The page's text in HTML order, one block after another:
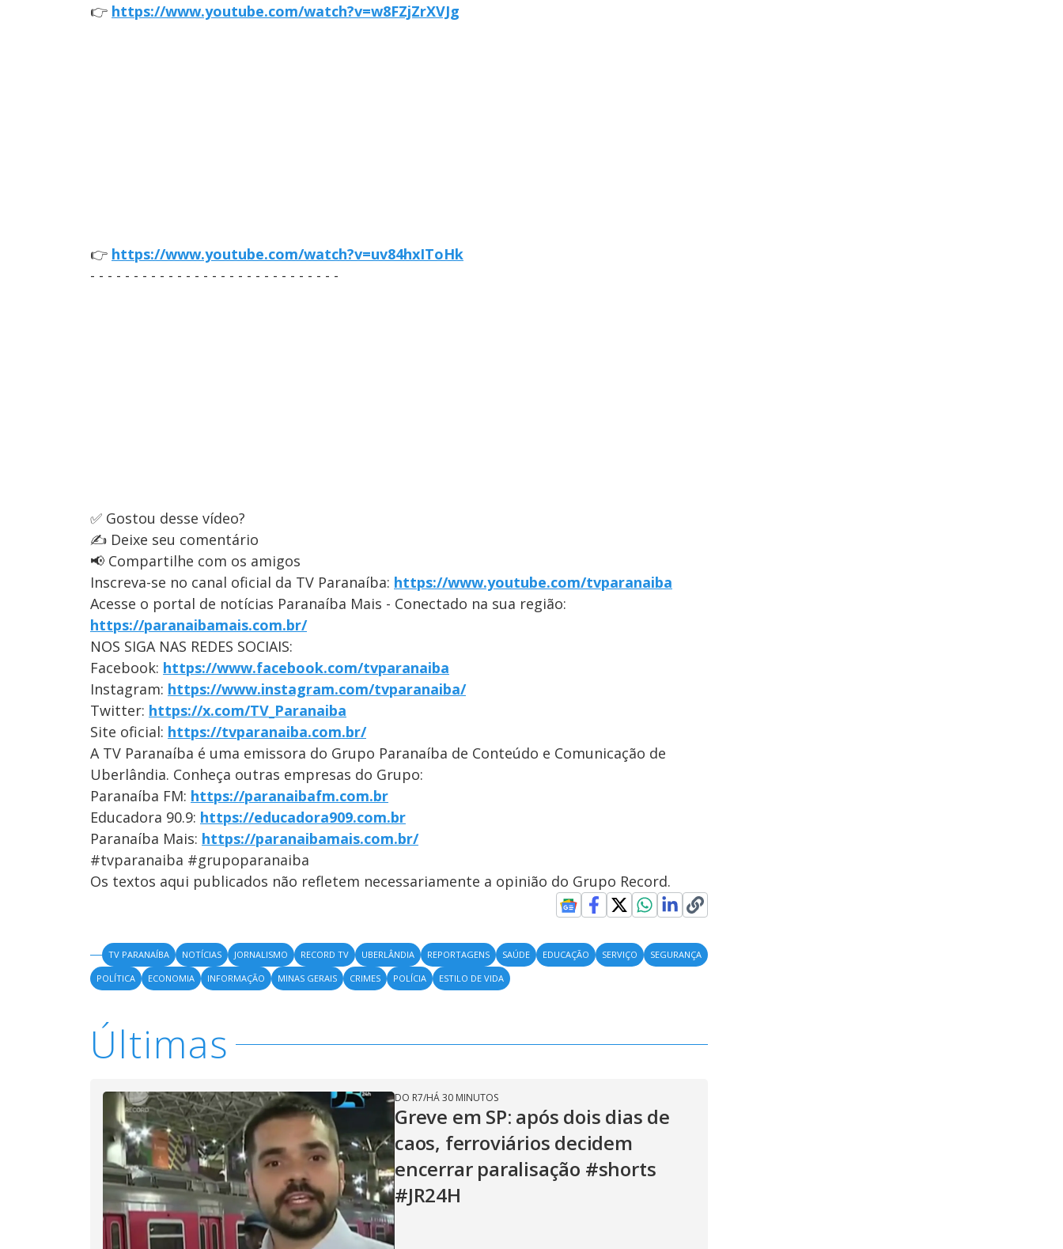
👉 https://www.youtube.com/watch?v=w8FZjZrXVJg
👉 https://www.youtube.com/watch?v=uv84hxIToHk
- - - - - - - - - - - - - - - - - - - - - - - - - - - - -
✅ Gostou desse vídeo?
✍️ Deixe seu comentário
📢 Compartilhe com os amigos
Inscreva-se no canal oficial da TV Paranaíba: https://www.youtube.com/tvparanaiba
Acesse o portal de notícias Paranaíba Mais - Conectado na sua região:
https://paranaibamais.com.br/
NOS SIGA NAS REDES SOCIAIS:
Facebook: https://www.facebook.com/tvparanaiba
Instagram: https://www.instagram.com/tvparanaiba/
Twitter: https://x.com/TV_Paranaiba
Site oficial: https://tvparanaiba.com.br/
A TV Paranaíba é uma emissora do Grupo Paranaíba de Conteúdo e Comunicação de
Uberlândia. Conheça outras empresas do Grupo:
Paranaíba FM: https://paranaibafm.com.br
Educadora 90.9: https://educadora909.com.br
Paranaíba Mais: https://paranaibamais.com.br/
#tvparanaiba #grupoparanaiba
Os textos aqui publicados não refletem necessariamente a opinião do Grupo Record.
TV PARANAÍBA NOTÍCIAS JORNALISMO RECORD TV UBERLÂNDIA REPORTAGENS SAÚDE EDUCAÇÃO SERVIÇO
SEGURANÇA
POLÍTICA
ECONOMIA INFORMAÇÃO MINAS GERAIS CRIMES POLÍCIA ESTILO DE VIDA
Últimas
DO R7/HÁ 30 MINUTOS
Greve em SP: após dois dias de
caos, ferroviários decidem
encerrar paralisação #shorts
#JR24H